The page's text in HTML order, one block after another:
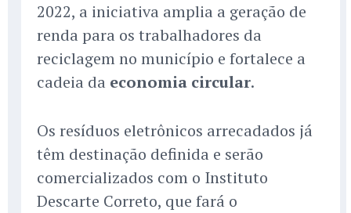
2022, a iniciativa amplia a geração de
renda para os trabalhadores da
reciclagem no município e fortalece a
cadeia da economia circular.
Os resíduos eletrônicos arrecadados já
têm destinação definida e serão
comercializados com o Instituto
Descarte Correto, que fará o